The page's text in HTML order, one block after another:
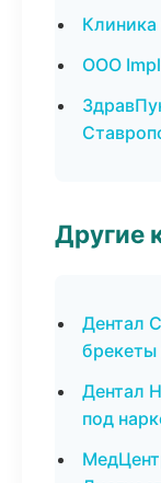
ООО
Другие
Дентал
брекеты
Дентал
под